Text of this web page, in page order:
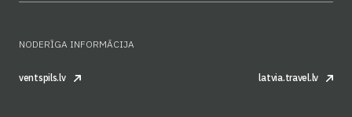
NODERĪGA INFORMĀCIJA
ventspils.lv latvia.travel.lv